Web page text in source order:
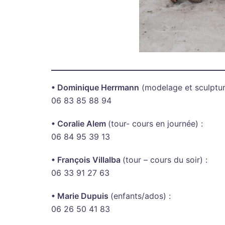
• Dominique Herrmann (modelage et
06 83 85 88 94
• Coralie Alem (tour- cours en journée) :
06 84 95 39 13
• François Villalba (tour – cours du soir) :
06 33 91 27 63
• Marie Dupuis (enfants/ados) :
06 26 50 41 83